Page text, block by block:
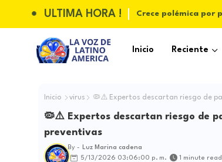
ULTIMA HORA ! Crece polémica por
Inicio Reciente
Inicio virus 🦠⚠️ Expertos descartan riesgo de
🦠⚠️ Expertos descartan riesgo de
preventivas
By -
Luz Marina cadena
5/13/2026 03:06:00 p. m.
1 minute read